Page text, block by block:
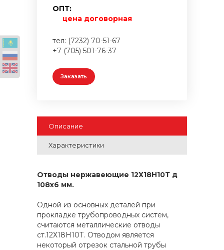
ОПТ:
цена договорная
тел: (7232) 70-51-67
+7 (705) 501-76-37
Заказать
Описание
Характеристики
Отводы нержавеющие 12Х18Н10Т д
108х6 мм.
Одной из основных деталей при
прокладке трубопроводных систем,
считаются металлические отводы
ст.12Х18Н10Т. Отводом является
некоторый отрезок стальной трубы